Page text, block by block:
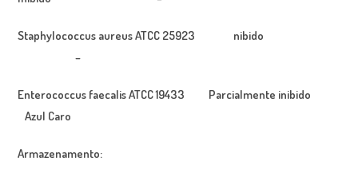
Staphylococcus aureusATCC 25923 nibido
–
Enterococcus faecalisATCC 19433 Parcialmente inibido
Azul Caro
Armazenamento: